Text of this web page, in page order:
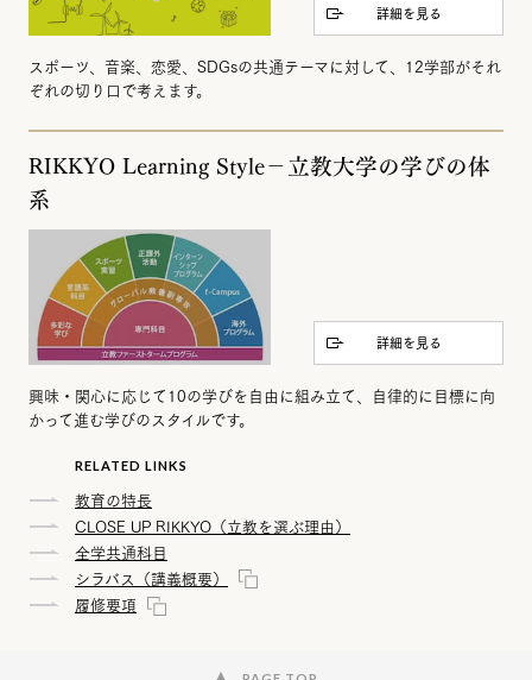
スポーツ、音楽、恋愛、SDGsの共通テーマに対して、12学部がそれ
ぞれの切り口で考えます。
詳細を見る
RIKKYO Learning Style－立教大学の学びの体
系
興味・関心に応じて10の学びを自由に組み立て、自律的に目標に向
かって進む学びのスタイルです。
詳細を見る
RELATED LINKS
教育の特長
CLOSE UP RIKKYO（立教を選ぶ理由）
全学共通科目
シラバス（講義概要）
履修要項